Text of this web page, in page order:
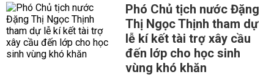
Phó Chủ tịch nước Đặng
Thị Ngọc Thịnh tham dự
lễ kí kết tài trợ xây cầu
đến lớp cho học sinh
vùng khó khăn